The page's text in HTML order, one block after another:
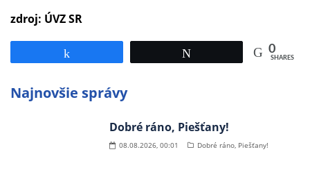
zdroj: ÚVZ SR
0
SHARES
Najnovšie správy
Dobré ráno, Piešťany!
08.08.2026, 00:01 Dobré ráno, Piešťany!